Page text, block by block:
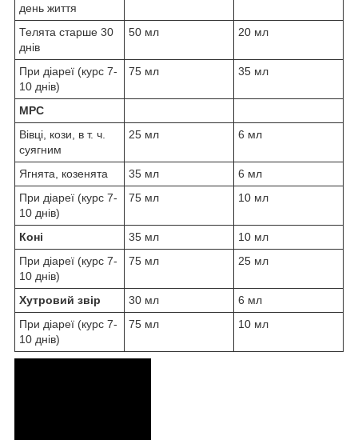
день життя
Телята старше 30
днів
50 мл 20 мл
При діареї (курс 7-
10 днів)
75 мл 35 мл
МРС
Вівці, кози, в т. ч.
суягним
25 мл 6 мл
Ягнята, козенята 35 мл
6 мл
При діареї (курс 7-
10 днів)
75 мл 10 мл
Коні 35 мл
10 мл
При діареї (курс 7-
10 днів)
75 мл 25 мл
Хутровий звір 30 мл
6 мл
При діареї (курс 7-
10 днів)
75 мл 10 мл